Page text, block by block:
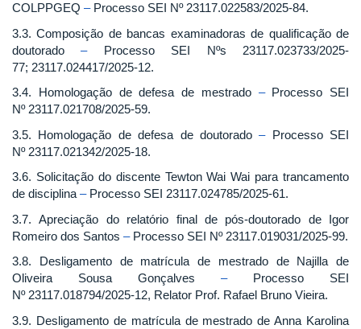
COLPPGEQ –Processo SEI Nº 23117.022583/2025-84.
3.3. Composição de bancas examinadoras de qualificação de
doutorado–Processo SEI Nºs 23117.023733/2025-
77; 23117.024417/2025-12.
3.4. Homologação de defesa de mestrado –Processo SEI
Nº 23117.021708/2025-59.
3.5. Homologação de defesa de doutorado–Processo SEI
Nº 23117.021342/2025-18.
3.6. Solicitação do discente Tewton Wai Wai para trancamento
de disciplina –Processo SEI 23117.024785/2025-61.
3.7. Apreciação do relatório final de pós-doutorado de Igor
Romeiro dos Santos – Processo SEI Nº 23117.019031/2025-99.
3.8. Desligamento de matrícula de mestrado de Najilla de
Oliveira Sousa Gonçalves – Processo SEI
Nº 23117.018794/2025-12, Relator Prof. Rafael Bruno Vieira.
3.9. Desligamento de matrícula de mestrado de Anna Karolina